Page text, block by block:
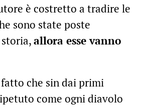
è costretto a tradire le
sono state poste
allora esse vanno
che sin dai primi
come ogni diavolo